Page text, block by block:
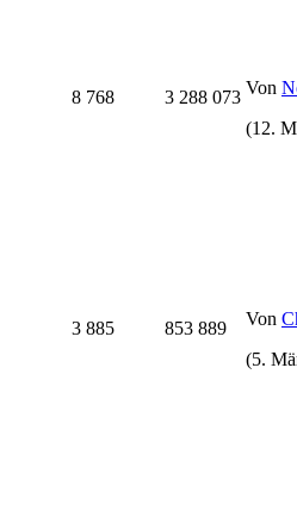
8 768 3 288 073 Von
(12.
3 885 853 889 Von
(5.